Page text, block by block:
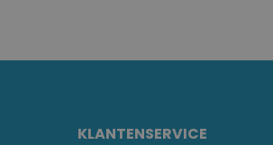
KLANTENSERVICE